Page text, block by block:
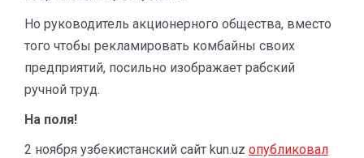
Но руководитель акционерного общества, вместо
того чтобы рекламировать комбайны своих
предприятий, посильно изображает рабский
ручной труд.
На поля!
2 ноября узбекистанский сайт kun.uz опубликовал